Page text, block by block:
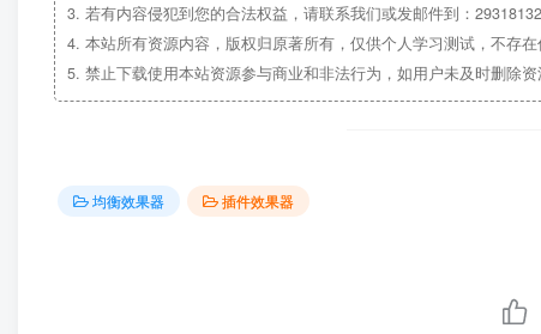
3. 若有内容侵犯到您的合法权益，请联系我们或发邮件到：
4. 本站所有资源内容，版权归原著所有，仅供个人学习测试，不存
5. 禁止下载使用本站资源参与商业和非法行为，如用户未及时删除
均衡效果器 插件效果器